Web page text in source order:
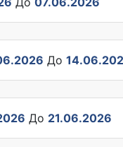
До
До 21.06.2026